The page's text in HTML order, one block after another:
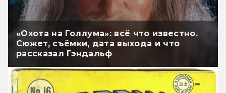
«Охота на Голлума»: всё что известно.
Сюжет, съёмки, дата выхода и что
рассказал Гэндальф